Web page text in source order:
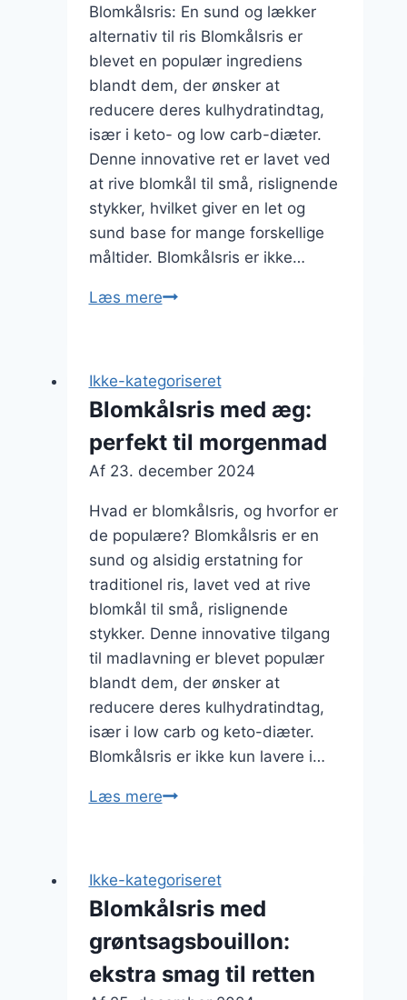
Blomkålsris: En sund og lækker
alternativ til ris Blomkålsris er
blevet en populær ingrediens
blandt dem, der ønsker at
reducere deres kulhydratindtag,
især i keto- og low carb-diæter.
Denne innovative ret er lavet ved
at rive blomkål til små, rislignende
stykker, hvilket giver en let og
sund base for mange forskellige
måltider. Blomkålsris er ikke…
Læs mereBlomkålsris
med
parmesan
Ikke-kategoriseret
Blomkålsris med æg:
perfekt til morgenmad
Af 23. december 2024
Hvad er blomkålsris, og hvorfor er
de populære? Blomkålsris er en
sund og alsidig erstatning for
traditionel ris, lavet ved at rive
blomkål til små, rislignende
stykker. Denne innovative tilgang
til madlavning er blevet populær
blandt dem, der ønsker at
reducere deres kulhydratindtag,
især i low carb og keto-diæter.
Blomkålsris er ikke kun lavere i…
Læs mereBlomkålsris
til
morgenmad
Ikke-kategoriseret
Blomkålsris med
grøntsagsbouillon:
ekstra smag til retten